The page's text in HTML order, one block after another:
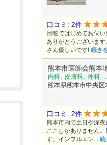
口コミ: 2件
目眩ではじめてお伺
ありがとうございま
さん優しいです! 続き
熊本市医師会熊本
内科, 皮膚科, 外科,
熊本県熊本市中央区
口コミ: 2件
熊本市内で土日や深
ここしかありません
す。インフルエン... 続